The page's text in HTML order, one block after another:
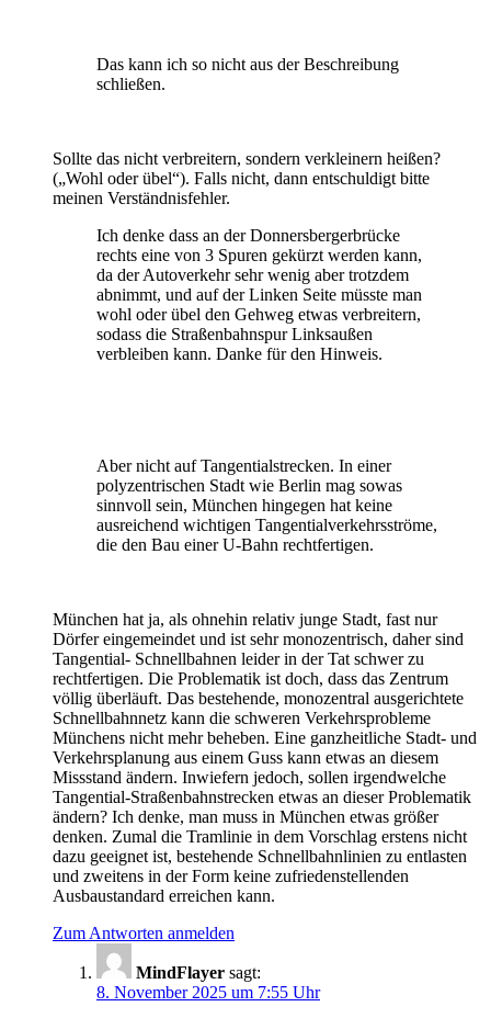
Das kann ich so nicht aus der Beschreibung
schließen.
Sollte das nicht verbreitern, sondern verkleinern heißen?
(„Wohl oder übel“). Falls nicht, dann entschuldigt bitte
meinen Verständnisfehler.
Ich denke dass an der Donnersbergerbrücke
rechts eine von 3 Spuren gekürzt werden kann,
da der Autoverkehr sehr wenig aber trotzdem
abnimmt, und auf der Linken Seite müsste man
wohl oder übel den Gehweg etwas verbreitern,
sodass die Straßenbahnspur Linksaußen
verbleiben kann. Danke für den Hinweis.
Aber nicht auf Tangentialstrecken. In einer
polyzentrischen Stadt wie Berlin mag sowas
sinnvoll sein, München hingegen hat keine
ausreichend wichtigen Tangentialverkehrsströme,
die den Bau einer U-Bahn rechtfertigen.
München hat ja, als ohnehin relativ junge Stadt, fast nur
Dörfer eingemeindet und ist sehr monozentrisch, daher sind
Tangential- Schnellbahnen leider in der Tat schwer zu
rechtfertigen. Die Problematik ist doch, dass das Zentrum
völlig überläuft. Das bestehende, monozentral ausgerichtete
Schnellbahnnetz kann die schweren Verkehrsprobleme
Münchens nicht mehr beheben. Eine ganzheitliche Stadt- und
Verkehrsplanung aus einem Guss kann etwas an diesem
Missstand ändern. Inwiefern jedoch, sollen irgendwelche
Tangential-Straßenbahnstrecken etwas an dieser Problematik
ändern? Ich denke, man muss in München etwas größer
denken. Zumal die Tramlinie in dem Vorschlag erstens nicht
dazu geeignet ist, bestehende Schnellbahnlinien zu entlasten
und zweitens in der Form keine zufriedenstellenden
Ausbaustandard erreichen kann.
Zum Antworten anmelden
MindFlayer sagt:
8. November 2025 um 7:55 Uhr